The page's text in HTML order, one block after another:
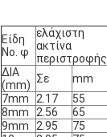
Είδη
No. φ
ελάχιστη
ακτίνα
περιστροφής
ΔΙΑ
(mm) Σε mm
7mm
2.17 55
8mm
2.56 65
9mm
2.95 75